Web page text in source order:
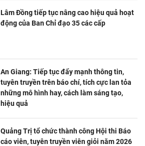
Lâm Đồng tiếp tục nâng cao hiệu quả hoạt
động của Ban Chỉ đạo 35 các cấp
An Giang: Tiếp tục đẩy mạnh thông tin,
tuyên truyền trên báo chí, tích cực lan tỏa
những mô hình hay, cách làm sáng tạo,
hiệu quả
Quảng Trị tổ chức thành công Hội thi Báo
cáo viên, tuyên truyền viên giỏi năm 2026